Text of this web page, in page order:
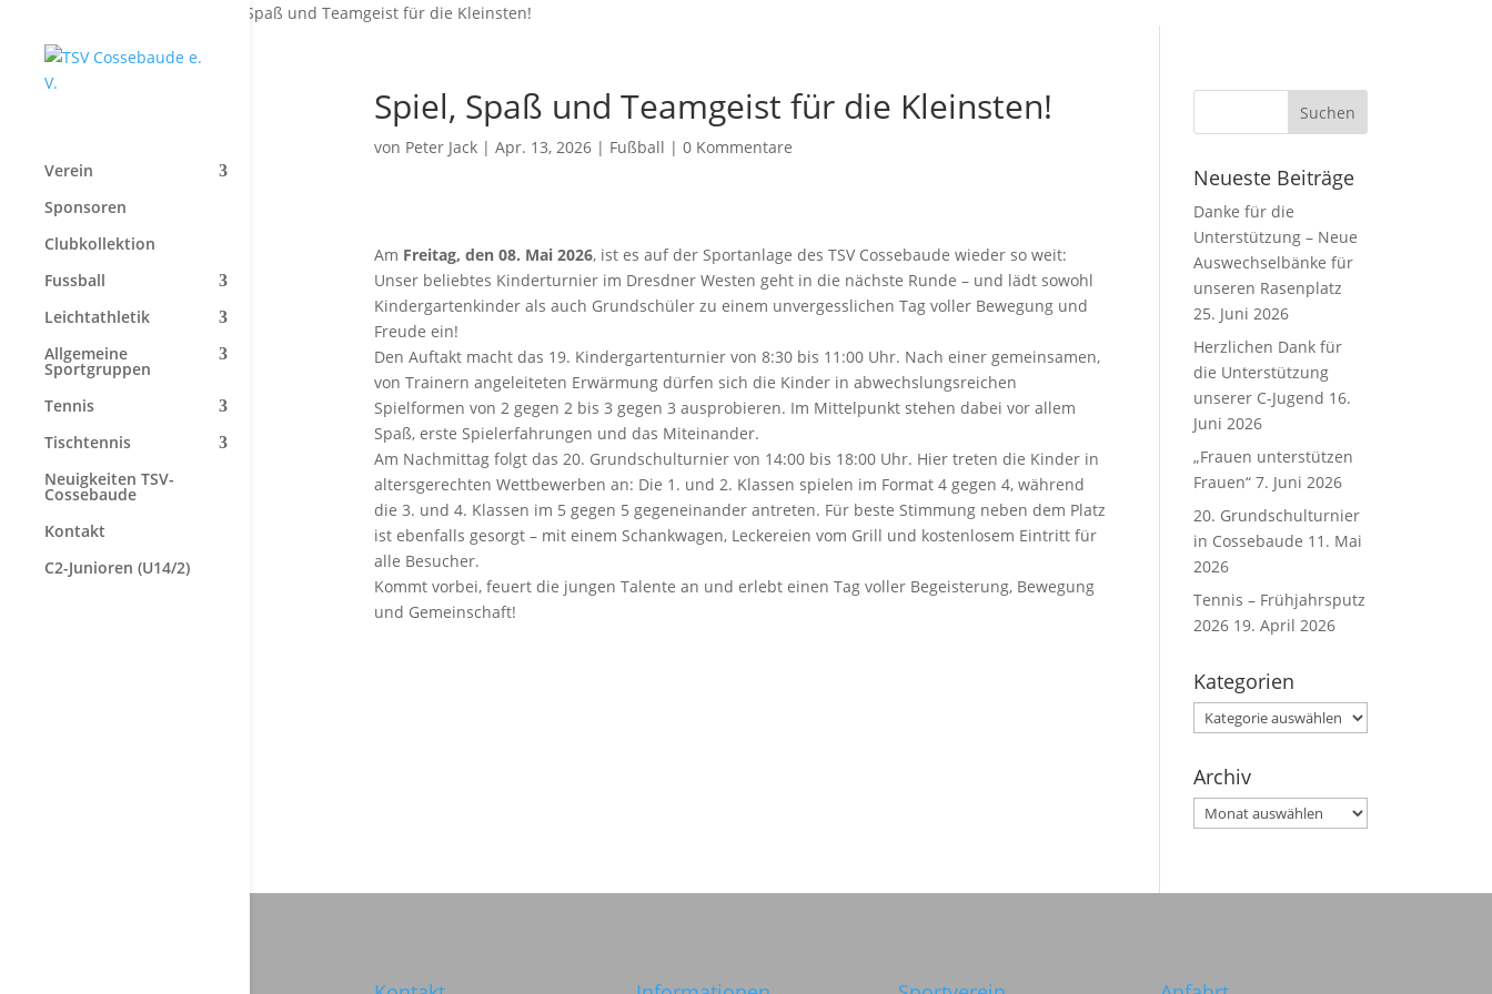
Spiel, Spaß und Teamgeist für die Kleinsten!
Verein
Sponsoren
Clubkollektion
Fussball
Leichtathletik
Allgemeine
Sportgruppen
Tennis
Tischtennis
Neuigkeiten TSV-
Cossebaude
Kontakt
C2-Junioren (U14/2)
Spiel, Spaß und Teamgeist für die Kleinsten!
von Peter Jack| Apr. 13, 2026 | Fußball | 0 Kommentare
Am Freitag, den 08. Mai 2026, ist es auf der Sportanlage des TSV Cossebaude wieder so weit:
Unser beliebtes Kinderturnier im Dresdner Westen geht in die nächste Runde – und lädt sowohl
Kindergartenkinder als auch Grundschüler zu einem unvergesslichen Tag voller Bewegung und
Freude ein!
Den Auftakt macht das 19. Kindergartenturnier von 8:30 bis 11:00 Uhr. Nach einer gemeinsamen,
von Trainern angeleiteten Erwärmung dürfen sich die Kinder in abwechslungsreichen
Spielformen von 2 gegen 2 bis 3 gegen 3 ausprobieren. Im Mittelpunkt stehen dabei vor allem
Spaß, erste Spielerfahrungen und das Miteinander.
Am Nachmittag folgt das 20. Grundschulturnier von 14:00 bis 18:00 Uhr. Hier treten die Kinder in
altersgerechten Wettbewerben an: Die 1. und 2. Klassen spielen im Format 4 gegen 4, während
die 3. und 4. Klassen im 5 gegen 5 gegeneinander antreten. Für beste Stimmung neben dem Platz
ist ebenfalls gesorgt – mit einem Schankwagen, Leckereien vom Grill und kostenlosem Eintritt für
alle Besucher.
Kommt vorbei, feuert die jungen Talente an und erlebt einen Tag voller Begeisterung, Bewegung
und Gemeinschaft!
Neueste Beiträge
Danke für die
Unterstützung – Neue
Auswechselbänke für
unseren Rasenplatz
25. Juni 2026
Herzlichen Dank für
die Unterstützung
unserer C-Jugend 16.
Juni 2026
„Frauen unterstützen
Frauen“ 7. Juni 2026
20. Grundschulturnier
in Cossebaude 11. Mai
2026
Tennis – Frühjahrsputz
2026 19. April 2026
Kategorien
Kategorien
Archiv
Archiv